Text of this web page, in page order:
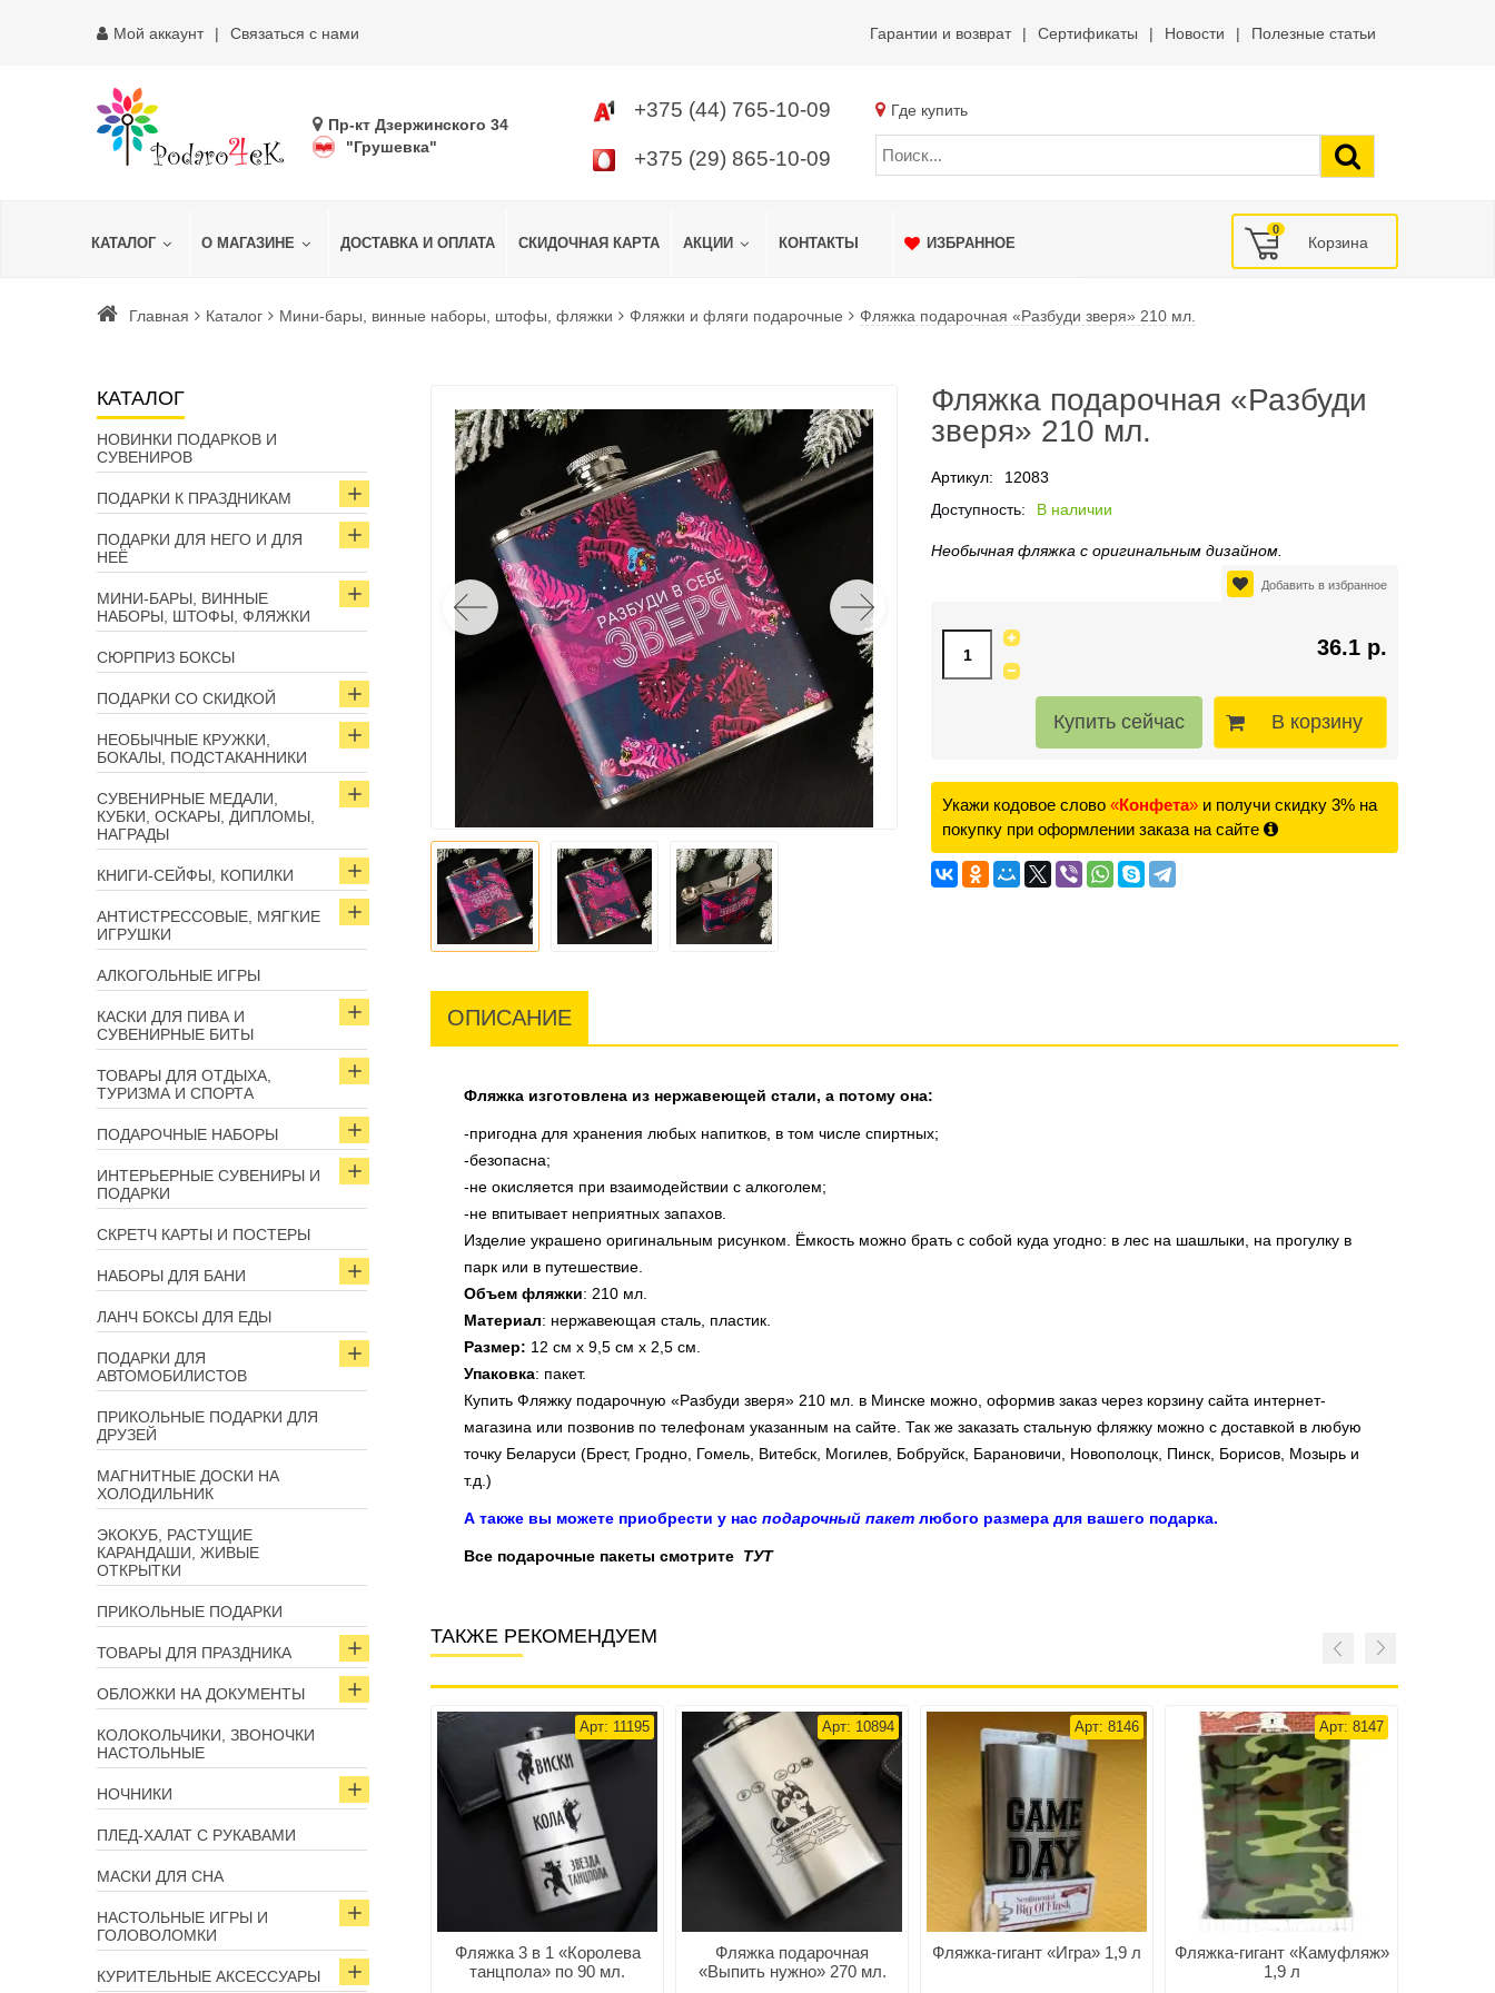
Мой аккаунт Связаться с нами Гарантии и возврат Сертификаты Новости Полезные статьи
Пр-кт Дзержинского 34
"Грушевка"
+375 (44) 765-10-09
+375 (29) 865-10-09
Где купить
КАТАЛОГ О МАГАЗИНЕ ДОСТАВКА И ОПЛАТА СКИДОЧНАЯ КАРТА АКЦИИ КОНТАКТЫ ИЗБРАННОЕ
0
Главная Каталог Мини-бары, винные наборы, штофы, фляжки Фляжки и фляги подарочные Фляжка подарочная «Разбуди зверя» 210 мл.
КАТАЛОГ
НОВИНКИ ПОДАРКОВ И
СУВЕНИРОВ
ПОДАРКИ К ПРАЗДНИКАМ
ПОДАРКИ ДЛЯ НЕГО И ДЛЯ
НЕЁ
МИНИ-БАРЫ, ВИННЫЕ
НАБОРЫ, ШТОФЫ, ФЛЯЖКИ
СЮРПРИЗ БОКСЫ
ПОДАРКИ СО СКИДКОЙ
НЕОБЫЧНЫЕ КРУЖКИ,
БОКАЛЫ, ПОДСТАКАННИКИ
СУВЕНИРНЫЕ МЕДАЛИ,
КУБКИ, ОСКАРЫ, ДИПЛОМЫ,
НАГРАДЫ
КНИГИ-СЕЙФЫ, КОПИЛКИ
АНТИСТРЕССОВЫЕ, МЯГКИЕ
ИГРУШКИ
АЛКОГОЛЬНЫЕ ИГРЫ
КАСКИ ДЛЯ ПИВА И
СУВЕНИРНЫЕ БИТЫ
ТОВАРЫ ДЛЯ ОТДЫХА,
ТУРИЗМА И СПОРТА
ПОДАРОЧНЫЕ НАБОРЫ
ИНТЕРЬЕРНЫЕ СУВЕНИРЫ И
ПОДАРКИ
СКРЕТЧ КАРТЫ И ПОСТЕРЫ
НАБОРЫ ДЛЯ БАНИ
ЛАНЧ БОКСЫ ДЛЯ ЕДЫ
ПОДАРКИ ДЛЯ
АВТОМОБИЛИСТОВ
ПРИКОЛЬНЫЕ ПОДАРКИ ДЛЯ
ДРУЗЕЙ
МАГНИТНЫЕ ДОСКИ НА
ХОЛОДИЛЬНИК
ЭКОКУБ, РАСТУЩИЕ
КАРАНДАШИ, ЖИВЫЕ
ОТКРЫТКИ
ПРИКОЛЬНЫЕ ПОДАРКИ
ТОВАРЫ ДЛЯ ПРАЗДНИКА
ОБЛОЖКИ НА ДОКУМЕНТЫ
КОЛОКОЛЬЧИКИ, ЗВОНОЧКИ
НАСТОЛЬНЫЕ
НОЧНИКИ
ПЛЕД-ХАЛАТ С РУКАВАМИ
МАСКИ ДЛЯ СНА
НАСТОЛЬНЫЕ ИГРЫ И
ГОЛОВОЛОМКИ
КУРИТЕЛЬНЫЕ АКСЕССУАРЫ
Фляжка подарочная «Разбуди
зверя» 210 мл.
Артикул:
12083
Доступность:
В наличии
Необычная фляжка с оригинальным дизайном.
Добавить в избранное
36.1 р.
В корзину
Укажи кодовое слово «Конфета» и получи скидку 3% на
покупку при оформлении заказа на сайте
ОПИСАНИЕ
Фляжка изготовлена из нержавеющей стали, а потому она:
-пригодна для хранения любых напитков, в том числе спиртных;
-безопасна;
-не окисляется при взаимодействии с алкоголем;
-не впитывает неприятных запахов.
Изделие украшено оригинальным рисунком. Ёмкость можно брать с собой куда угодно: в лес на шашлыки, на прогулку в
парк или в путешествие.
Объем фляжки: 210 мл.
Материал: нержавеющая сталь, пластик.
Размер: 12 см х 9,5 см х 2,5 см.
Упаковка: пакет.
Купить Фляжку подарочную «Разбуди зверя» 210 мл. в Минске можно, оформив заказ через корзину сайта интернет-
магазина или позвонив по телефонам указанным на сайте . Так же заказать стальную фляжку можно с доставкой в любую
точку Беларуси (Брест, Гродно, Гомель, Витебск, Могилев, Бобруйск, Барановичи, Новополоцк, Пинск, Борисов, Мозырь и
т.д.)
А также вы можете приобрести у нас подарочный пакет любого размера для вашего подарка.
Все подарочные пакеты смотрите ТУТ
ТАКЖЕ РЕКОМЕНДУЕМ
Арт: 6737
канистра «СССР»
Фляжка «Жизнь удалась»
180 мл
Арт: 11195
Фляжка 3 в 1 «Королева
танцпола» по 90 мл.
Арт: 10894
Фляжка подарочная
«Выпить нужно» 270 мл.
Арт: 8146
Фляжка-гигант «Игра» 1,9 л
Арт: 8147
Фляжка-гигант «Камуфляж»
1,9 л